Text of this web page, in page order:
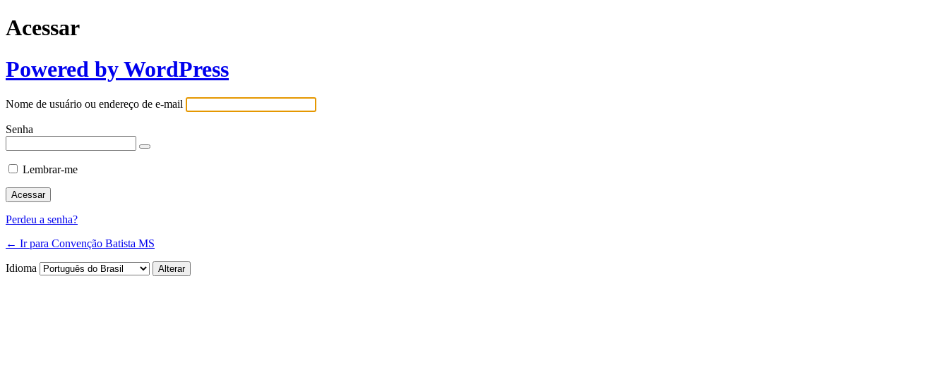
Acessar
Powered by WordPress
Nome de usuário ou endereço de e-mail
Senha
Lembrar-me
Perdeu a senha?
← Ir para Convenção Batista MS
Idioma